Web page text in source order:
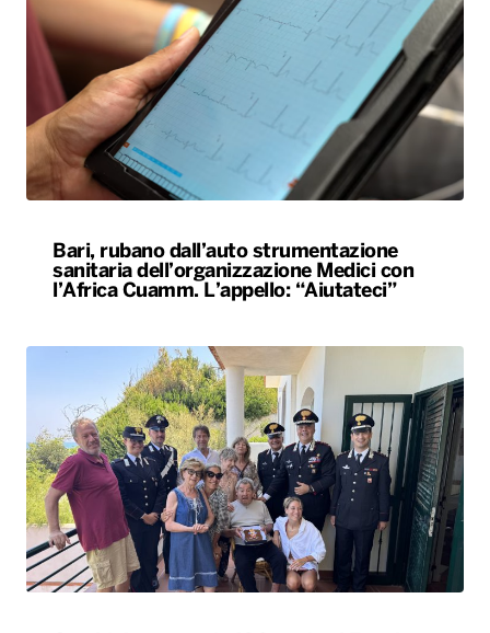
Bari, rubano dall’auto strumentazione
sanitaria dell’organizzazione Medici con
l’Africa Cuamm. L’appello: “Aiutateci”